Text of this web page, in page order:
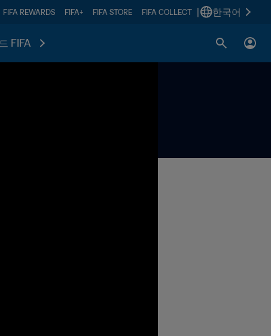
FIFA REWARDS FIFA+ FIFA STORE FIFA COLLECT 한국어
FIFA